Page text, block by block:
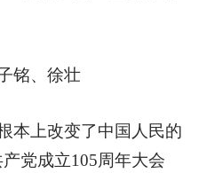
铭、徐壮
本上改变了中国人民的
党成立105周年大会